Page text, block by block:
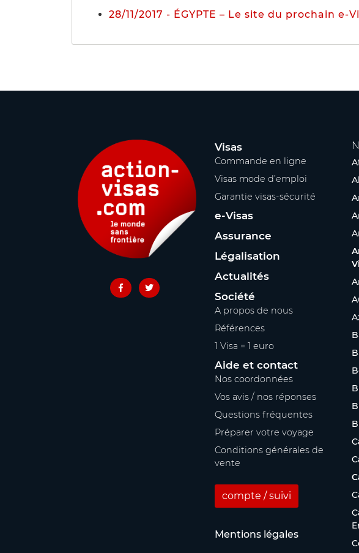
28/11/2017 - ÉGYPTE – Le site du prochain
Visas
Commande en ligne
Visas mode d’emploi
Garantie visas-sécurité
e-Visas
Assurance
Légalisation
Actualités
Société
A propos de nous
Références
1 Visa = 1 euro
Aide et contact
Nos coordonnées
Vos avis / nos réponses
Questions fréquentes
Préparer votre voyage
Conditions générales de
vente
compte / suivi
Mentions légales